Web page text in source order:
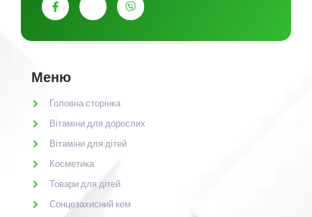
Меню
Головна сторінка
Вітаміни для дорослих
Вітаміни для дітей
Косметика
Товари для дітей
Сонцезахисний кем